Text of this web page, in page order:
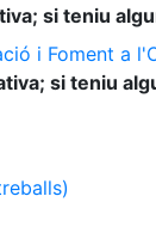
si teniu
i Foment a
si teniu